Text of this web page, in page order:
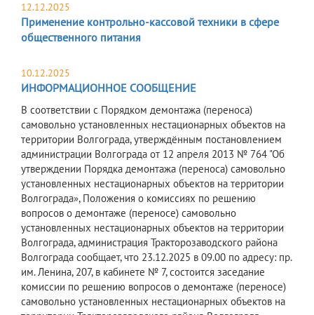
12.12.2025
Применение контрольно-кассовой техники в сфере
общественного питания
10.12.2025
ИНФОРМАЦИОННОЕ СООБЩЕНИЕ
В соответствии с Порядком демонтажа (переноса)
самовольно установленных нестационарных объектов на
территории Волгограда, утверждённым постановлением
администрации Волгограда от 12 апреля 2013 № 764 "Об
утверждении Порядка демонтажа (переноса) самовольно
установленных нестационарных объектов на территории
Волгограда», Положения о комиссиях по решению
вопросов о демонтаже (переносе) самовольно
установленных нестационарных объектов на территории
Волгограда, администрация Тракторозаводского района
Волгограда сообщает, что 23.12.2025 в 09.00 по адресу: пр.
им. Ленина, 207, в кабинете № 7, состоится заседание
комиссии по решению вопросов о демонтаже (переносе)
самовольно установленных нестационарных объектов на